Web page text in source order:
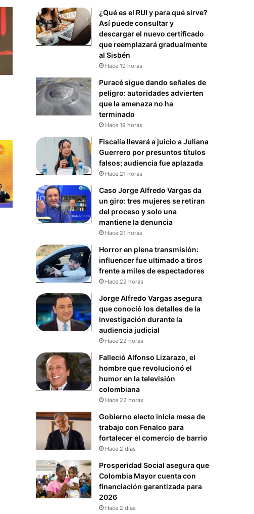
¿Qué es el RUI y para qué sirve?
Así puede consultar y
descargar el nuevo certificado
que reemplazará gradualmente
al Sisbén
Hace 19 horas
Puracé sigue dando señales de
peligro: autoridades advierten
que la amenaza no ha
terminado
Hace 19 horas
Fiscalía llevará a juicio a Juliana
Guerrero por presuntos títulos
falsos; audiencia fue aplazada
Hace 21 horas
Caso Jorge Alfredo Vargas da
un giro: tres mujeres se retiran
del proceso y solo una
mantiene la denuncia
Hace 21 horas
Horror en plena transmisión:
influencer fue ultimado a tiros
frente a miles de espectadores
Hace 22 horas
Jorge Alfredo Vargas asegura
que conoció los detalles de la
investigación durante la
audiencia judicial
Hace 22 horas
Falleció Alfonso Lizarazo, el
hombre que revolucionó el
humor en la televisión
colombiana
Hace 22 horas
Gobierno electo inicia mesa de
trabajo con Fenalco para
fortalecer el comercio de barrio
Hace 2 días
Prosperidad Social asegura que
Colombia Mayor cuenta con
financiación garantizada para
2026
Hace 2 días